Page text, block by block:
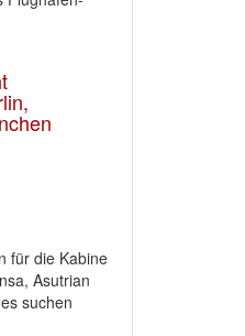
für die Kabine
Asutrian
suchen